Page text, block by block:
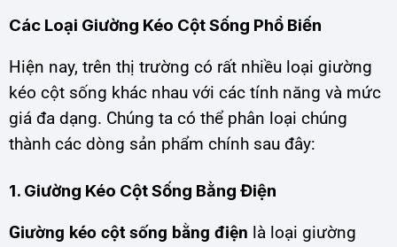
Các Loại Giường Kéo Cột Sống Phổ Biến
Hiện nay, trên thị trường có rất nhiều loại giường
kéo cột sống khác nhau với các tính năng và mức
giá đa dạng. Chúng ta có thể phân loại chúng
thành các dòng sản phẩm chính sau đây:
1. Giường Kéo Cột Sống Bằng Điện
Giường kéo cột sống bằng điện là loại giường